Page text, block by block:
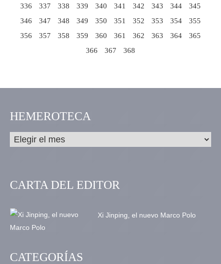
336
337 338 339 340 341 342 343 344
345
346
347 348 349 350 351 352 353 354
355
356
357 358 359 360 361 362 363 364
365
366
367 368
HEMEROTECA
CARTA DEL EDITOR
Xi Jinping, el nuevo Marco Polo
CATEGORÍAS